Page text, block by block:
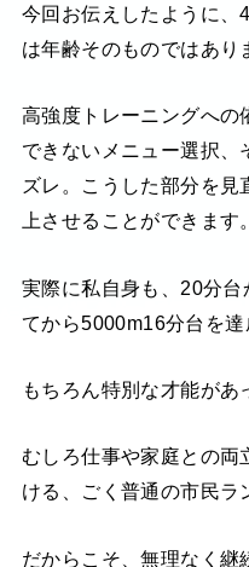
今回お伝えしたように、
は年齢そのものではあり
高強度トレーニングへの
できないメニュー選択
ズレ。こうした部分を見
上させることができます。
実際に私自身も、20分
てから5000m16分台を達
もちろん特別な才能があ
むしろ仕事や家庭との両
ける、ごく普通の市民ラ
だからこそ、無理なく